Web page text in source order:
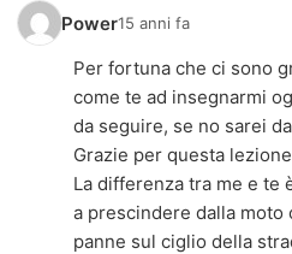
Power15 anni fa
Per fortuna che ci sono
come te ad insegnarmi
da seguire, se no sarei
Grazie per questa
La differenza tra me e te
a prescindere dalla moto
panne sul ciglio della